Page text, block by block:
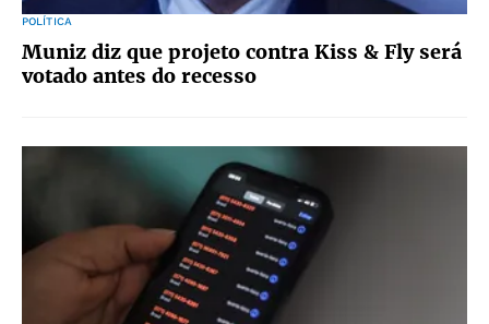
POLÍTICA
Muniz diz que projeto contra Kiss & Fly será
votado antes do recesso